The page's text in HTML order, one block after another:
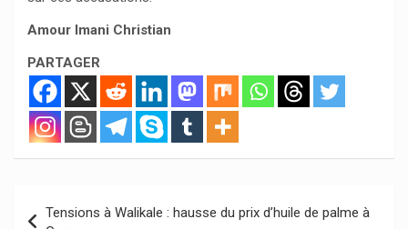
Amour Imani Christian
PARTAGER
Tensions à Walikale : hausse du prix d’huile de palme à